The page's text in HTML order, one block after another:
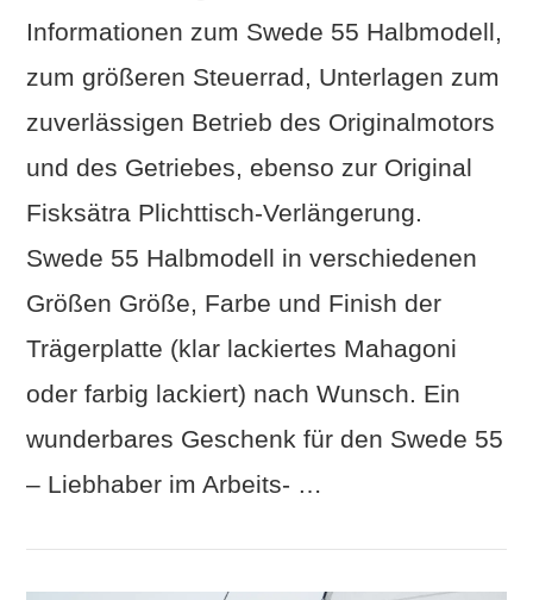
VIEW POST
Informationen zum Swede 55 Halbmodell,
zum größeren Steuerrad, Unterlagen zum
zuverlässigen Betrieb des Originalmotors
und des Getriebes, ebenso zur Original
Fisksätra Plichttisch-Verlängerung.
Swede 55 Halbmodell in verschiedenen
Größen Größe, Farbe und Finish der
Trägerplatte (klar lackiertes Mahagoni
oder farbig lackiert) nach Wunsch. Ein
wunderbares Geschenk für den Swede 55
– Liebhaber im Arbeits- …